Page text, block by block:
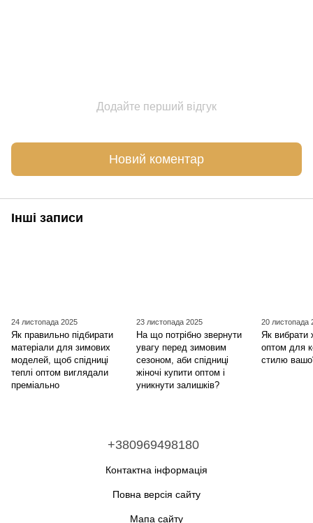
Додайте перший відгук
Новий коментар
Інші записи
24 листопада 2025
Як правильно підбирати
матеріали для зимових
моделей, щоб спідниці
теплі оптом виглядали
преміально
23 листопада 2025
На що потрібно звернути
увагу перед зимовим
сезоном, аби спідниці
жіночі купити оптом і
уникнути залишків?
20 листопада
Як вибрати
оптом для
стилю
+380969498180
Контактна інформація
Повна версія сайту
Мапа сайту